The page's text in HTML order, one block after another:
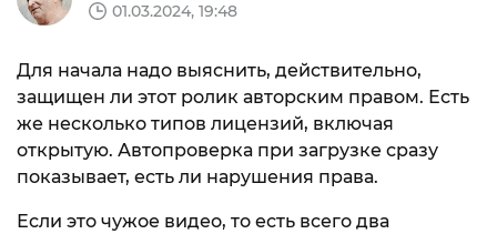
01.03.2024, 19:48
Для начала надо выяснить, действительно,
защищен ли этот ролик авторским правом. Есть
же несколько типов лицензий, включая
открытую. Автопроверка при загрузке сразу
показывает, есть ли нарушения права.
Если это чужое видео, то есть всего два